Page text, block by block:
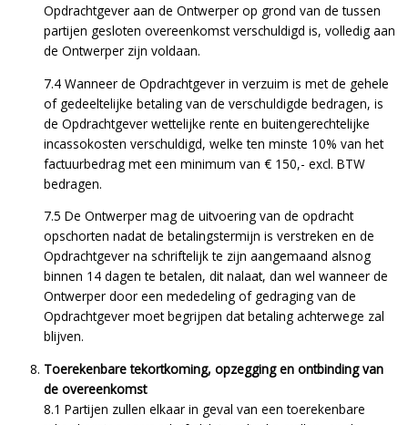
Opdrachtgever aan de Ontwerper op grond van de tussen
partijen gesloten overeenkomst verschuldigd is, volledig aan
de Ontwerper zijn voldaan.
7.4 Wanneer de Opdrachtgever in verzuim is met de gehele
of gedeeltelijke betaling van de verschuldigde bedragen, is
de Opdrachtgever wettelijke rente en buitengerechtelijke
incassokosten verschuldigd, welke ten minste 10% van het
factuurbedrag met een minimum van € 150,- excl. BTW
bedragen.
7.5 De Ontwerper mag de uitvoering van de opdracht
opschorten nadat de betalingstermijn is verstreken en de
Opdrachtgever na schriftelijk te zijn aangemaand alsnog
binnen 14 dagen te betalen, dit nalaat, dan wel wanneer de
Ontwerper door een mededeling of gedraging van de
Opdrachtgever moet begrijpen dat betaling achterwege zal
blijven.
Toerekenbare tekortkoming, opzegging en ontbinding van
de overeenkomst
8.1 Partijen zullen elkaar in geval van een toerekenbare